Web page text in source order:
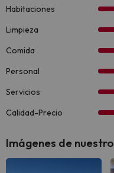
Imágenes de